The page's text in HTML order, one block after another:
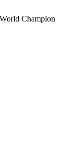
Champion